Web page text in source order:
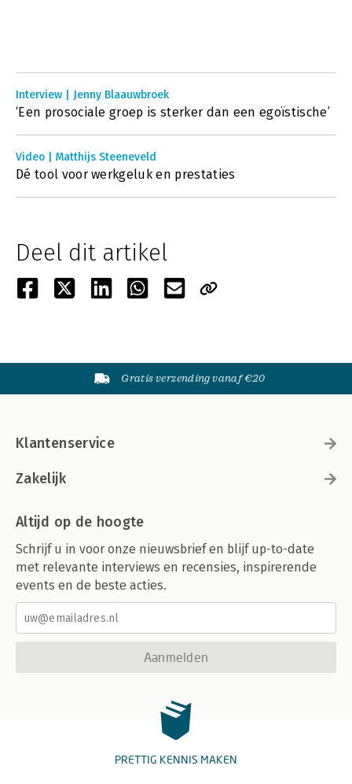
Interview | Jenny Blaauwbroek
‘Een prosociale groep is sterker dan een egoïstische’
Video | Matthijs Steeneveld
Dé tool voor werkgeluk en prestaties
Deel dit artikel
Gratis verzending vanaf €20
Klantenservice
Zakelijk
Altijd op de hoogte
Schrijf u in voor onze nieuwsbrief en blijf up-to-date
met relevante interviews en recensies, inspirerende
events en de beste acties.
Aanmelden
PRETTIG KENNIS MAKEN